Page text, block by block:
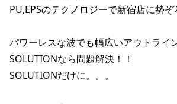
PU,EPSのテクノロジーで新宿店に勢ぞ
パワーレスな波でも幅広いアウトライ
SOLUTIONなら問題解決！！
SOLUTIONだけに。。。